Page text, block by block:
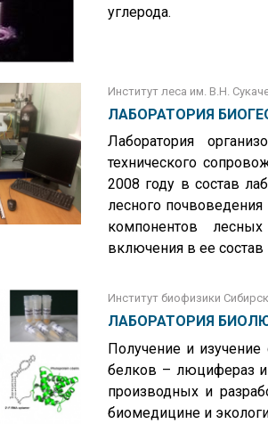
углерода.
Институт леса им. В.Н.
ЛАБОРАТОРИЯ
Лаборатория
технического
2008 году в состав
лесного
компонентов
включения в ее
Институт биофизики
ЛАБОРАТОРИЯ
Получение и
белков – люцифераз и
производных и
биомедицине и